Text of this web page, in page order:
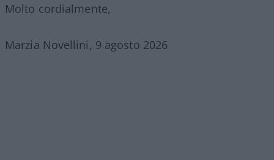
Molto cordialmente,
Marzia Novellini, 9 agosto 2026